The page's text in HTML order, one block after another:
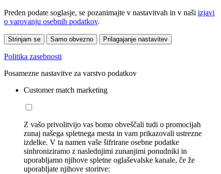
Preden podate soglasje, se pozanimajte v nastavitvah in v naši izjavi
o varovanju osebnih podatkov.
Strinjam se Samo obvezno Prilagajanje nastavitev
Politika zasebnosti
Posamezne nastavitve za varstvo podatkov
Customer match marketing
Z vašo privolitvijo vas bomo obveščali tudi o promocijah
zunaj našega spletnega mesta in vam prikazovali ustrezne
izdelke. V ta namen vaše šifrirane osebne podatke
sinhroniziramo z naslednjimi zunanjimi ponudniki in
uporabljamo njihove spletne oglaševalske kanale, če že
uporabljate njihove storitve: